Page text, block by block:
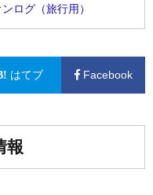
ログ（旅行用）
はてブ Facebook
報